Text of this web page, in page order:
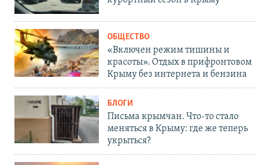
ОБЩЕСТВО
«Включен режим тишины и
красоты». Отдых в прифронтовом
Крыму без интернета и бензина
БЛОГИ
Письма крымчан. Что-то стало
меняться в Крыму: где же теперь
укрыться?